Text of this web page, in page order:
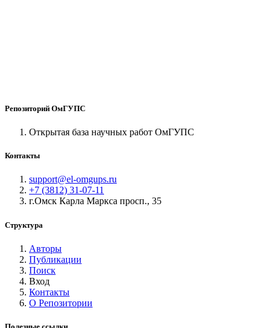
Репозиторий ОмГУПС
Открытая база научных работ ОмГУПС
Контакты
support@el-omgups.ru
+7 (3812) 31-07-11
г.Омск Карла Маркса просп., 35
Структура
Авторы
Публикации
Поиск
Вход
Контакты
О Репозитории